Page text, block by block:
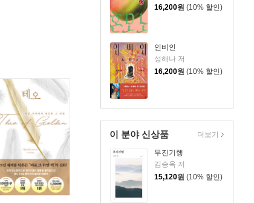
16,200원 (10% 할인)
인비인
성해나 저
16,200원 (10% 할인)
이 분야 신상품
무진기행
김승옥 저
15,120원 (10% 할인)
더보기